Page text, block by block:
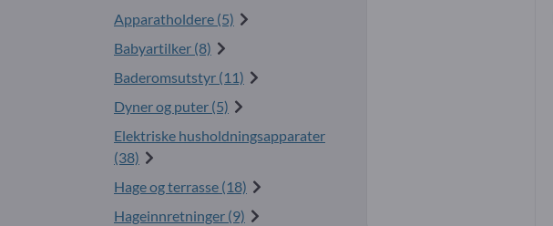
Apparatholdere (5)
Babyartilker (8)
Baderomsutstyr (11)
Dyner og puter (5)
Elektriske husholdningsapparater
(38)
Hage og terrasse (18)
Hageinnretninger (9)